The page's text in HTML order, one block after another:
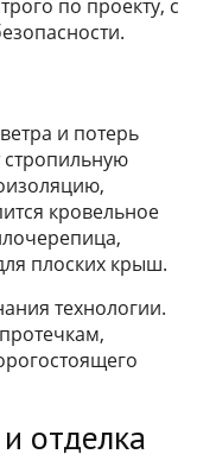
по проекту, с
и потерь
стропильную
кровельное
плоских крыш.
технологии.
отделка